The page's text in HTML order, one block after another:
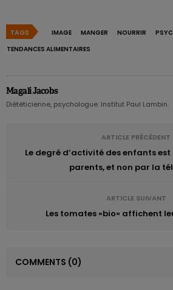
TAGS IMAGE MANGER NOURRIR
TENDANCES ALIMENTAIRES
Magali Jacobs
Diététicienne, psychologue. Institut Paul Lambin.
ARTICLE PRÉCÉDENT
Le degré d’activité des enfants
parents, et non par la
ARTICLE SUIVANT
Les tomates «bio» affichent
COMMENTS (0)